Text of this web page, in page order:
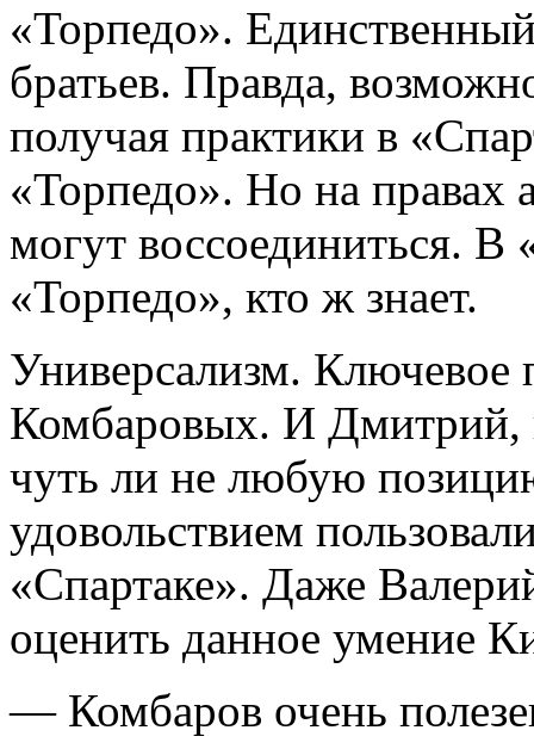
«Торпедо».
братьев. Правда,
получая практики в
«Торпедо». Но на правах
могут воссоединиться. В
«Торпедо», кто ж знает.
Универсализм. Ключевое
Комбаровых. И Дмитрий,
чуть ли не любую
удовольствием
«Спартаке». Даже
оценить данное умение
— Комбаров очень